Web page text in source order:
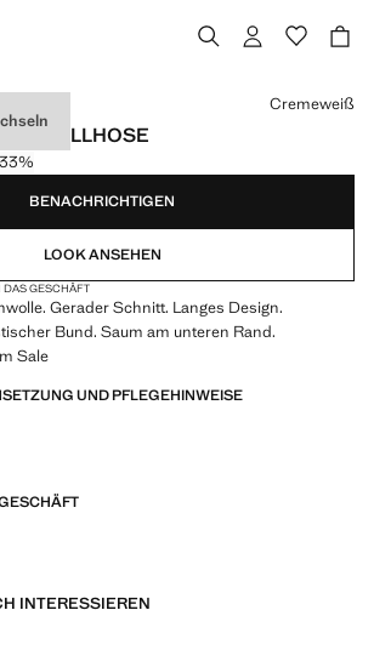
[SFr. 29.95 ]
]
Cremeweiß
BENACHRICHTIGEN
LOOK ANSEHEN
DAS GESCHÄFT
Gerader Schnitt. Langes Design.
Bund. Saum am unteren Rand.
Sale
UND PFLEGEHINWEISE
INTERESSIEREN